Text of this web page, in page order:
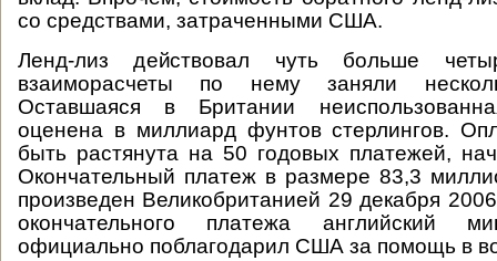
со средствами, затраченными США.
Ленд-лиз действовал чуть больше
взаиморасчеты по нему заняли
Оставшаяся в Британии
оценена в миллиард фунтов стерлингов.
быть растянута на 50 годовых платежей,
Окончательный платеж в размере 83,3
произведен Великобританией 29 декабря
окончательного платежа английский
официально поблагодарил США за помощь в